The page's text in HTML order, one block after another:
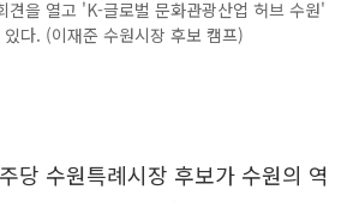
견을 열고 'K-글로벌 문화관광산업 허브 수원'
다. (이재준 수원시장 후보 캠프)
당 수원특례시장 후보가 수원의 역